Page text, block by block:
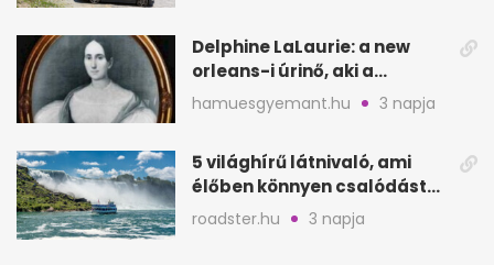
Delphine LaLaurie: a new
orleans-i úrinő, aki a
padláson kínzott
hamuesgyemant.hu 3 napja
5 világhírű látnivaló, ami
élőben könnyen csalódást
okozhat
roadster.hu 3 napja